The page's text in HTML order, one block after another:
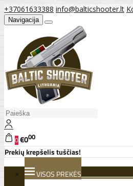
+37061633388 info@balticshooter.lt
Navigacija
0€000
Prekių krepšelis tuščias!
VISOS PREKĖS